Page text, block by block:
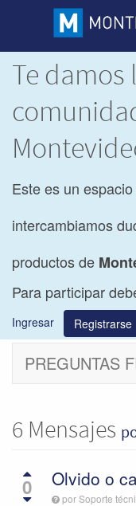
Te damos
Este es un
intercambiamos
productos de
Para participar
Ingresar Registrarse
PREGUNTAS
6 Mensajes
0 Olvido o
porSoporte